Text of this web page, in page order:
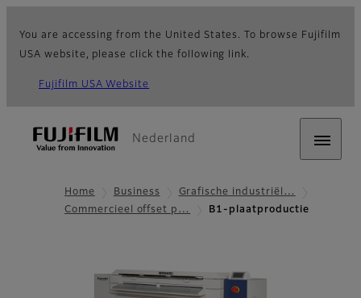
You are accessing from the United States. To browse Fujifilm
USA website, please click the following link.
Fujifilm USA Website
Nederland
Home Business
Grafische industriël…
Commercieel offset p…
B1-plaatproductie